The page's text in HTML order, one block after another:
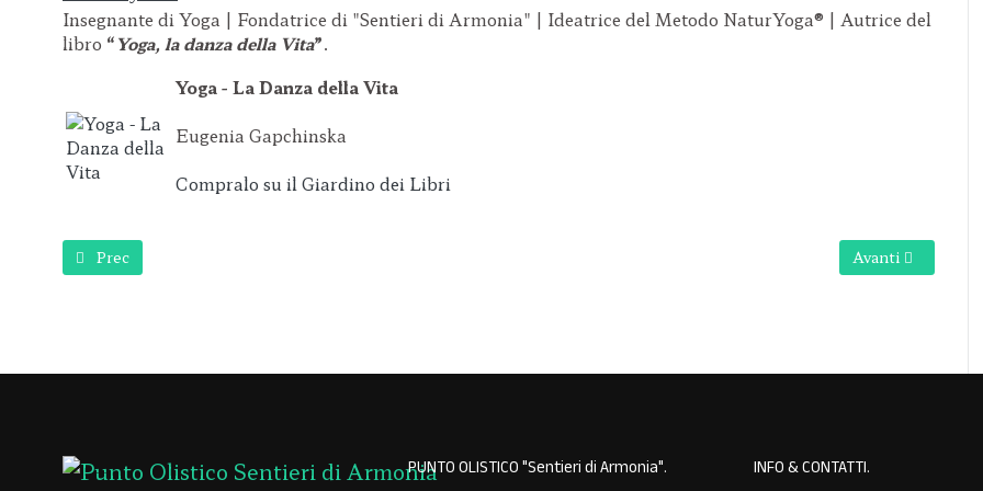
Insegnante di Yoga | Fondatrice di "Sentieri di Armonia" | Ideatrice del Metodo NaturYoga® | Autrice del
libro “Yoga, la danza della Vita”.
Yoga - La Danza della Vita
Eugenia Gapchinska
Compralo su il Giardino dei Libri
Articolo precedente: Inizia Maggio, cosa posso fare per vivere al meglio la nuova energia?
Prec Articolo
Avanti
PUNTO OLISTICO "Sentieri di Armonia" INFO & CONTATTI